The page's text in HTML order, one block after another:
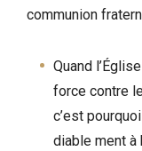
communion
Quand
force contre
c’est
diable ment à